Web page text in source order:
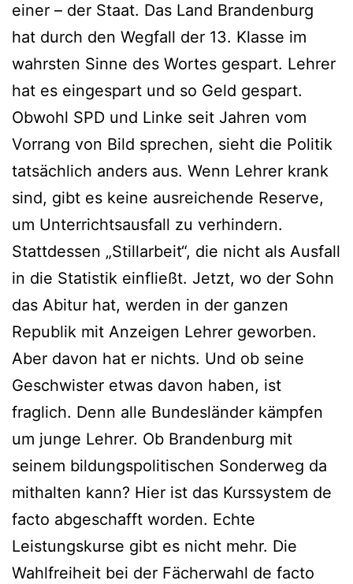
einer – der Staat. Das Land Brandenburg
hat durch den Wegfall der 13. Klasse im
wahrsten Sinne des Wortes gespart. Lehrer
hat es eingespart und so Geld gespart.
Obwohl SPD und Linke seit Jahren vom
Vorrang von Bild sprechen, sieht die Politik
tatsächlich anders aus. Wenn Lehrer krank
sind, gibt es keine ausreichende Reserve,
um Unterrichtsausfall zu verhindern.
Stattdessen „Stillarbeit“, die nicht als Ausfall
in die Statistik einfließt. Jetzt, wo der Sohn
das Abitur hat, werden in der ganzen
Republik mit Anzeigen Lehrer geworben.
Aber davon hat er nichts. Und ob seine
Geschwister etwas davon haben, ist
fraglich. Denn alle Bundesländer kämpfen
um junge Lehrer. Ob Brandenburg mit
seinem bildungspolitischen Sonderweg da
mithalten kann? Hier ist das Kurssystem de
facto abgeschafft worden. Echte
Leistungskurse gibt es nicht mehr. Die
Wahlfreiheit bei der Fächerwahl de facto